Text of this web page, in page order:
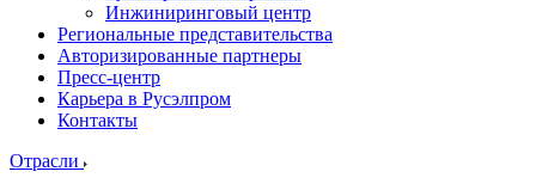
Инжиниринговый центр
Региональные представительства
Авторизированные партнеры
Пресс-центр
Карьера в Русэлпром
Контакты
Отрасли